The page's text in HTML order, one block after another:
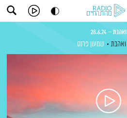
ואהבת – 28.6.24
ואהבת שמעון פרנס